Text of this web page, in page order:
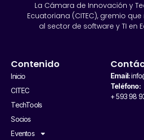
La Cámara de Innovación y
Ecuatoriana (CITEC), gremio
al sector de software y TI en
Contenido
Inicio
CITEC
TechTools
Socios
Eventos
Email:
Teléfono:
+ 593 98